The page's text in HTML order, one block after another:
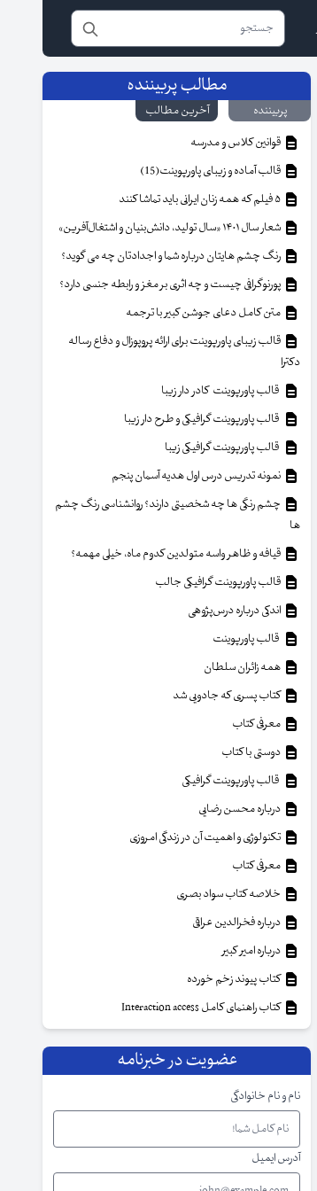
مطالب پربیننده
پربیننده
آخرین مطالب
قوانین کلاس و مدرسه
قالب آماده و زیبای پاورپوینت(15)
شعار سال ۱۴۰۱ «سال تولید، دانش‌بنیان و اشتغال‌آفرین»
رنگ چشم هایتان درباره شما و اجدادتان چه می گوید؟
پورنوگرافی چیست و چه اثری بر مغز و رابطه جنسی دارد؟
متن کامل دعای جوشن کبیر با ترجمه
قالب زیبای پاورپوینت برای ارائه پروپوزال و دفاع رساله
دکترا
قالب پاورپوینت کادر دار زیبا
قالب پاورپوینت گرافیکی و طرح دار زیبا
قالب پاورپوینت گرافیکی زیبا
نمونه تدریس درس اول هدیه آسمان پنجم
چشم رنگی ها چه شخصیتی دارند؟ روانشناسی رنگ چشم
ها
قیافه و ظاهر واسه متولدین کدوم ماه، خیلی مهمه؟
قالب پاورپوینت گرافیکی جالب
اندکی درباره درس‌پژوهی
قالب پاورپوینت
همه زائران سلطان
کتاب پسری که جادویی شد
معرفی کتاب
دوستی با کتاب
قالب پاورپوینت گرافیکی
درباره محسن رضایی
تکنولوژی و اهمیت آن در زندگی امروزی
معرفی کتاب
خلاصه کتاب سواد بصری
درباره فخرالدین عراقی
درباره امیر کبیر
کتاب پیوند زخم خورده
کتاب راهنمای کامل Interaction access
عضویت در خبرنامه
نام و نام خانوادگی
آدرس ایمیل